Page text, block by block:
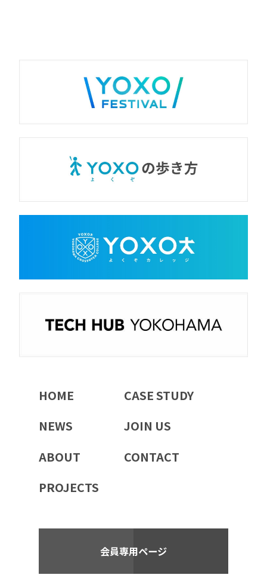
HOME
NEWS
ABOUT
PROJECTS
CASE STUDY
JOIN US
CONTACT
会員専用ページ